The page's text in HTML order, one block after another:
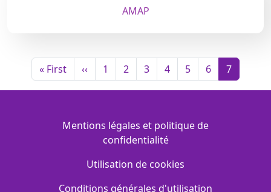
AMAP
Pagination
« FirstPremière page
‹‹Page précédente
1 2 3 4 5 6 7
Menu Footer
Mentions légales et politique de
confidentialité
Utilisation de cookies
Conditions générales d'utilisation